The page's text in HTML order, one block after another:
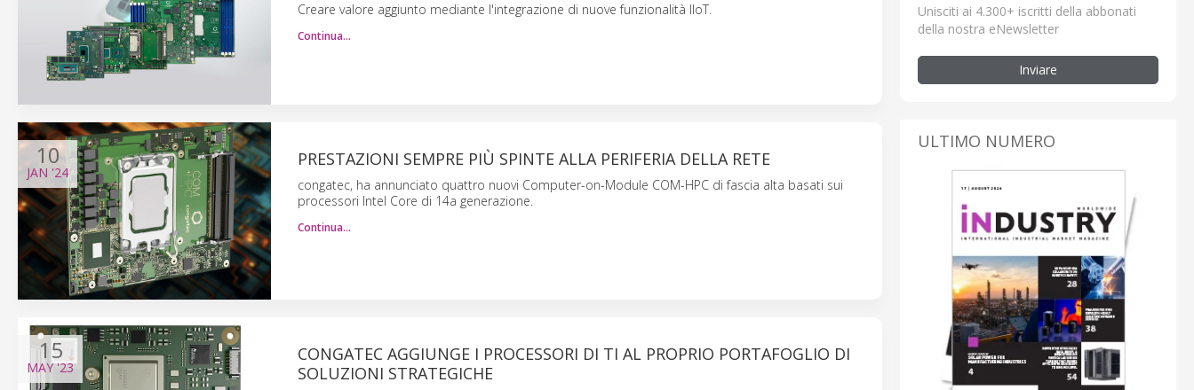
Creare valore aggiunto mediante l'integrazione di nuove funzionalità IIoT.
Continua…
10
JAN '24
PRESTAZIONI SEMPRE PIÙ SPINTE ALLA PERIFERIA DELLA RETE
congatec, ha annunciato quattro nuovi Computer-on-Module COM-HPC di fascia alta basati sui
processori Intel Core di 14a generazione.
Continua…
15
MAY'23
CONGATEC AGGIUNGE I PROCESSORI DI TI AL PROPRIO PORTAFOGLIO DI
SOLUZIONI STRATEGICHE
Unisciti ai 4.300+ iscritti della abbonati
della nostra eNewsletter
Inviare
ULTIMO NUMERO